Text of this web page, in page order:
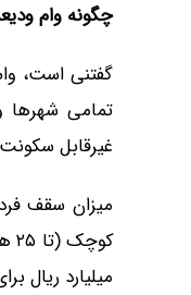
چگونه وام
گفتنی است،
تمامی شهرها
غیرقابل
میلیارد ریال